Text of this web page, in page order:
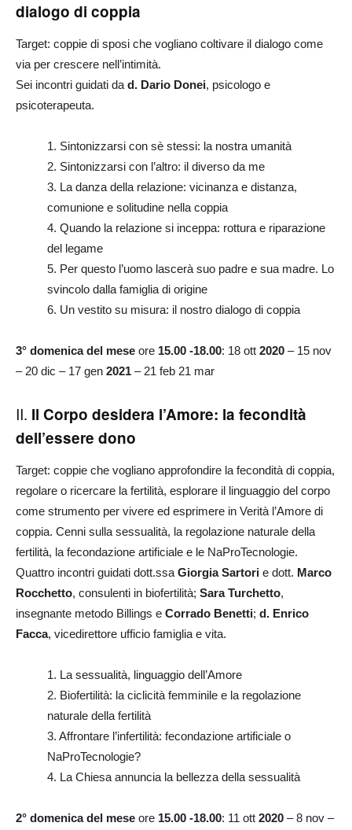
dialogo di coppia
Target: coppie di sposi che vogliano coltivare il dialogo come
via per crescere nell’intimità.
Sei incontri guidati da d. Dario Donei, psicologo e
psicoterapeuta.
1. Sintonizzarsi con sè stessi: la nostra umanità
2. Sintonizzarsi con l’altro: il diverso da me
3. La danza della relazione: vicinanza e distanza,
comunione e solitudine nella coppia
4. Quando la relazione si inceppa: rottura e riparazione
del legame
5. Per questo l’uomo lascerà suo padre e sua madre. Lo
svincolo dalla famiglia di origine
6. Un vestito su misura: il nostro dialogo di coppia
3° domenica del mese ore 15.00 -18.00: 18 ott 2020 – 15 nov
– 20 dic – 17 gen 2021 – 21 feb 21 mar
II. Il Corpo desidera l’Amore: la fecondità
dell’essere dono
Target: coppie che vogliano approfondire la fecondità di coppia,
regolare o ricercare la fertilità, esplorare il linguaggio del corpo
come strumento per vivere ed esprimere in Verità l’Amore di
coppia. Cenni sulla sessualità, la regolazione naturale della
fertilità, la fecondazione artificiale e le NaProTecnologie.
Quattro incontri guidati dott.ssa Giorgia Sartori e dott. Marco
Rocchetto, consulenti in biofertilità; Sara Turchetto,
insegnante metodo Billings e Corrado Benetti; d. Enrico
Facca, vicedirettore ufficio famiglia e vita.
1. La sessualità, linguaggio dell’Amore
2. Biofertilità: la ciclicità femminile e la regolazione
naturale della fertilità
3. Affrontare l’infertilità: fecondazione artificiale o
NaProTecnologie?
4. La Chiesa annuncia la bellezza della sessualità
2° domenica del mese ore 15.00 -18.00: 11 ott 2020 – 8 nov –